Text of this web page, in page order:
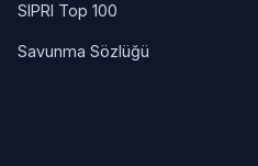
SIPRI Top 100
Savunma Sözlüğü